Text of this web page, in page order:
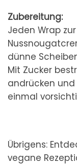
Zubereitung:
Jeden Wrap
dünne
Mit Zucker
andrücken und
einmal
Übrigens:
vegane